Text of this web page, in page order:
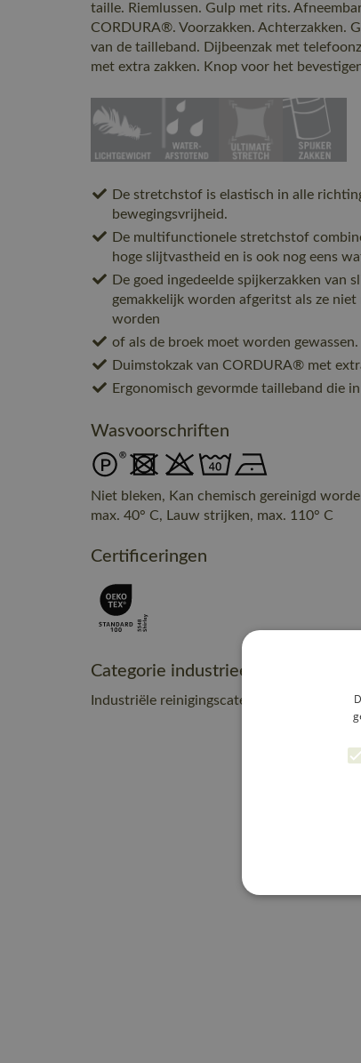
taille. Riemlussen. Gulp met rits.
CORDURA®. Voorzakken. Achterzakken.
van de tailleband. Dijbeenzak met
met extra zakken. Knop voor het
De stretchstof is elastisch in alle
bewegingsvrijheid.
De multifunctionele stretchstof
hoge slijtvastheid en is ook nog eens
De goed ingedeelde spijkerzakken van
gemakkelijk worden afgeritst als ze
worden
of als de broek moet worden gewassen.
Duimstokzak van CORDURA® met
Ergonomisch gevormde tailleband die
Wasvoorschriften
Niet bleken, Kan chemisch gereinigd
max. 40° C, Lauw strijken, max. 110° C
Certificeringen
Categorie industrieel onderhoud
Industriële reinigingscategorie C2